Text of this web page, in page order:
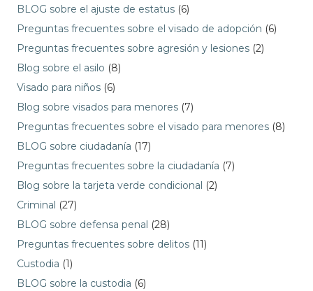
BLOG sobre el ajuste de estatus (6)
Preguntas frecuentes sobre el visado de adopción (6)
Preguntas frecuentes sobre agresión y lesiones (2)
Blog sobre el asilo (8)
Visado para niños (6)
Blog sobre visados para menores (7)
Preguntas frecuentes sobre el visado para menores (8)
BLOG sobre ciudadanía (17)
Preguntas frecuentes sobre la ciudadanía (7)
Blog sobre la tarjeta verde condicional (2)
Criminal (27)
BLOG sobre defensa penal (28)
Preguntas frecuentes sobre delitos (11)
Custodia (1)
BLOG sobre la custodia (6)